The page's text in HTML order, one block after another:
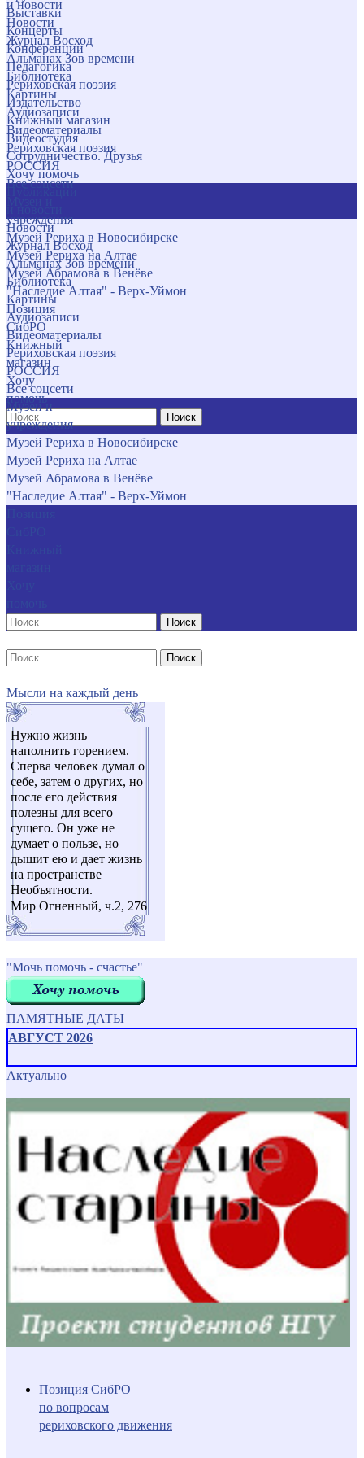
и новости
Новости
Журнал Восход
Альманах Зов времени
Библиотека
Картины
Аудиозаписи
Видеоматериалы
Рериховская поэзия
РОССИЯ
Все соцсети
учреждения
Музей Рериха в Новосибирске
Музей Рериха на Алтае
Музей Абрамова в Венёве
"Наследие Алтая" - Верх-Уймон
Позиция
СибРО
Книжный
магазин
Хочу
помочь
Поиск
Выставки
Концерты
Конференции
Педагогика
Рериховская поэзия
Издательство
Книжный магазин
Видеостудия
Сотрудничество. Друзья
Хочу помочь
Новости
Журнал Восход
Альманах Зов времени
Библиотека
Картины
Аудиозаписи
Видеоматериалы
Рериховская поэзия
РОССИЯ
Все соцсети
Музеи и
учреждения
Музей Рериха в Новосибирске
Музей Рериха на Алтае
Музей Абрамова в Венёве
"Наследие Алтая" - Верх-Уймон
Поиск
Поиск
Мысли на каждый день
Нужно жизнь
наполнить горением.
Сперва человек думал о
себе, затем о других, но
после его действия
полезны для всего
сущего. Он уже не
думает о пользе, но
дышит ею и дает жизнь
на пространстве
Необъятности.
Мир Огненный, ч.2, 276
"Мочь помочь - счастье"
ПАМЯТНЫЕ ДАТЫ
АВГУСТ 2026
Актуально
Позиция СибРО
по вопросам
рериховского движения